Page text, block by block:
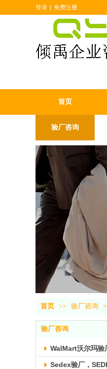
登录 免费注册
首页
验厂咨询
首页 >> 验厂咨询
验厂咨询
WalMart沃尔玛验
Sedex验厂，